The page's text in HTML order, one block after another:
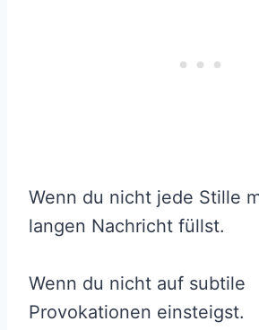
Wenn du nicht jede Stille
langen Nachricht füllst.
Wenn du nicht auf subtile
Provokationen einsteigst.